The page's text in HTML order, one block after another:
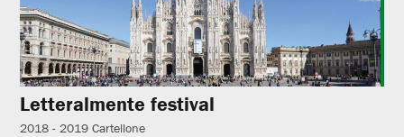
Letteralmente festival
2018 - 2019 Cartellone